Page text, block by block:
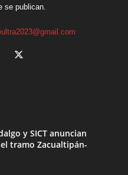
se publican.
y SICT anuncian
tramo Zacualtipán-